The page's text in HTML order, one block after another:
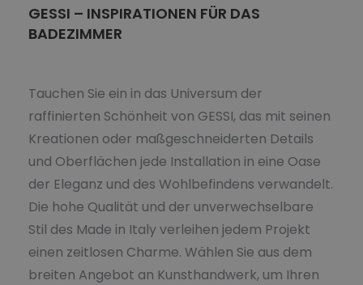
GESSI – INSPIRATIONEN FÜR DAS
BADEZIMMER
Tauchen Sie ein in das Universum der
raffinierten Schönheit von GESSI, das mit seinen
Kreationen oder maßgeschneiderten Details
und Oberflächen jede Installation in eine Oase
der Eleganz und des Wohlbefindens verwandelt.
Die hohe Qualität und der unverwechselbare
Stil des Made in Italy verleihen jedem Projekt
einen zeitlosen Charme. Wählen Sie aus dem
breiten Angebot an Kunsthandwerk, um Ihren